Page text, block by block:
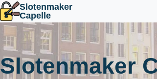
Slotenmaker
Capelle
Slotenmaker